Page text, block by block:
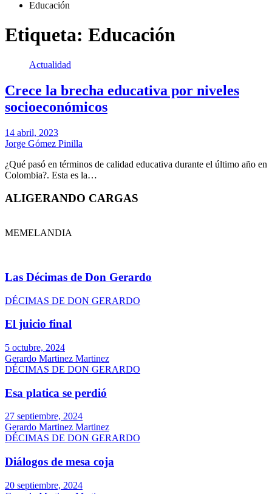
Educación
Etiqueta: Educación
Actualidad
Crece la brecha educativa por niveles
socioeconómicos
14 abril, 2023
Jorge Gómez Pinilla
¿Qué pasó en términos de calidad educativa durante el último año en
Colombia?. Esta es la…
ALIGERANDO CARGAS
MEMELANDIA
Las Décimas de Don Gerardo
DÉCIMAS DE DON GERARDO
El juicio final
5 octubre, 2024
Gerardo Martinez Martinez
DÉCIMAS DE DON GERARDO
Esa platica se perdió
27 septiembre, 2024
Gerardo Martinez Martinez
DÉCIMAS DE DON GERARDO
Diálogos de mesa coja
20 septiembre, 2024